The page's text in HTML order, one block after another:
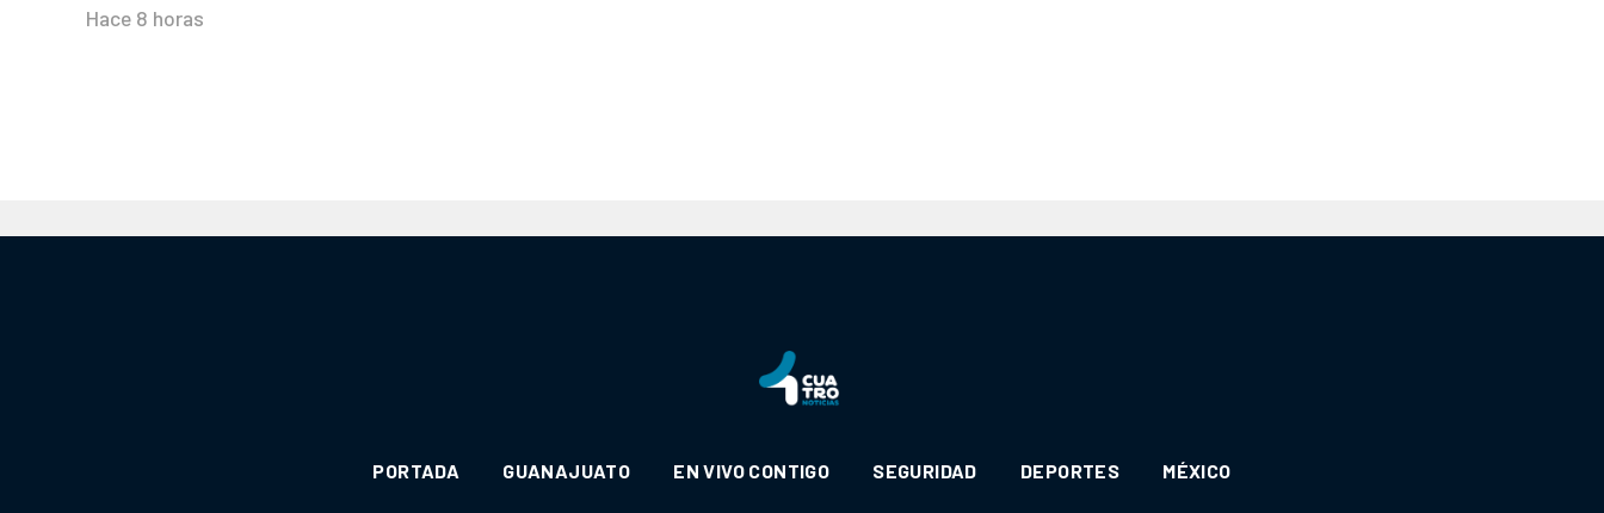
Hace 8 horas
PORTADA GUANAJUATO EN VIVO CONTIGO SEGURIDAD DEPORTES MÉXICO